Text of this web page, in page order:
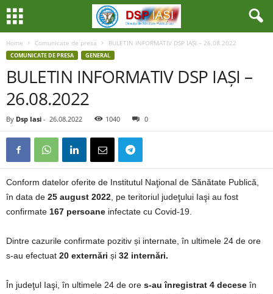
Home Comunicate de presa BULETIN INFORMATIV DSP IAȘI – 26.08.2022
COMUNICATE DE PRESA GENERAL
BULETIN INFORMATIV DSP IAȘI –
26.08.2022
By Dsp Iasi - 26.08.2022 1040 0
Conform datelor oferite de Institutul Naţional de Sănătate Publică,
în data de 25 august 2022 , pe teritoriul judeţului Iaşi au fost
confirmate 167 persoane infectate cu Covid-19.
Dintre cazurile confirmate pozitiv și internate, în ultimele 24 de ore
s-au efectuat 20 externări și 32 internări.
În judeţul Iaşi, în ultimele 24 de ore s-au înregistrat 4 decese în